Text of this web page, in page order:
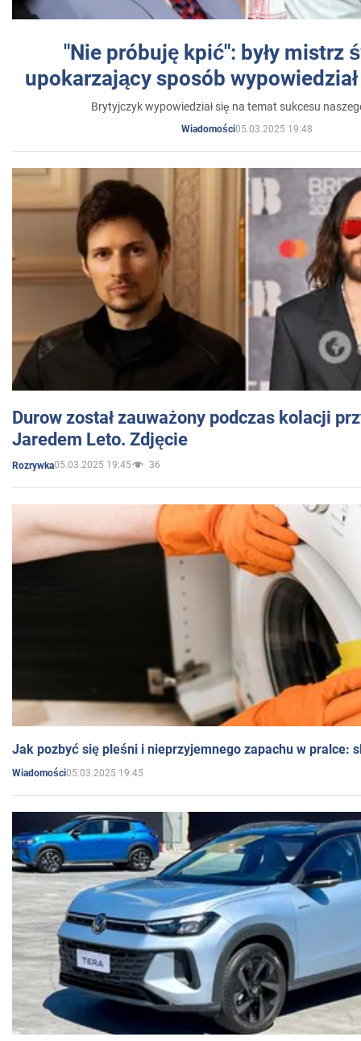
"Nie próbuję kpić": były mistrz
upokarzający sposób
Brytyjczyk wypowiedział się na temat sukcesu
Wiadomości05.03.2025 19:48
Durow został zauważony podczas kolacji
Jaredem Leto. Zdjęcie
Rozrywka05.03.2025 19:45 36
Jak pozbyć się pleśni i nieprzyjemnego zapachu w pralce:
Wiadomości05.03.2025 19:45